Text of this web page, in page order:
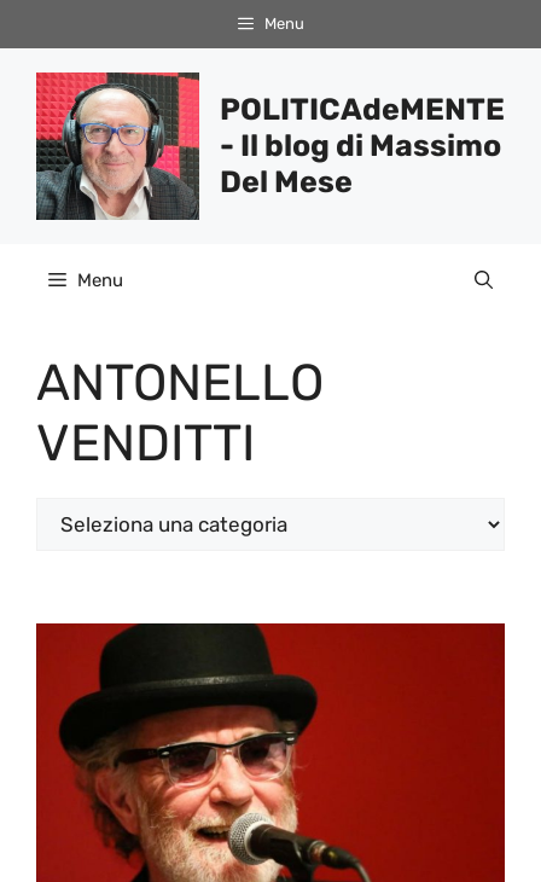
al
contenuto
Menu
POLITICAdeMENTE
- Il blog di Massimo
Del Mese
Menu
ANTONELLO
VENDITTI
Categorie